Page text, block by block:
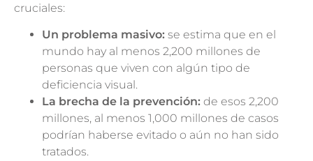
cruciales:
Un problema masivo: se estima que en el
mundo hay al menos 2,200 millones de
personas que viven con algún tipo de
deficiencia visual.
La brecha de la prevención: de esos 2,200
millones, al menos 1,000 millones de casos
podrían haberse evitado o aún no han sido
tratados.